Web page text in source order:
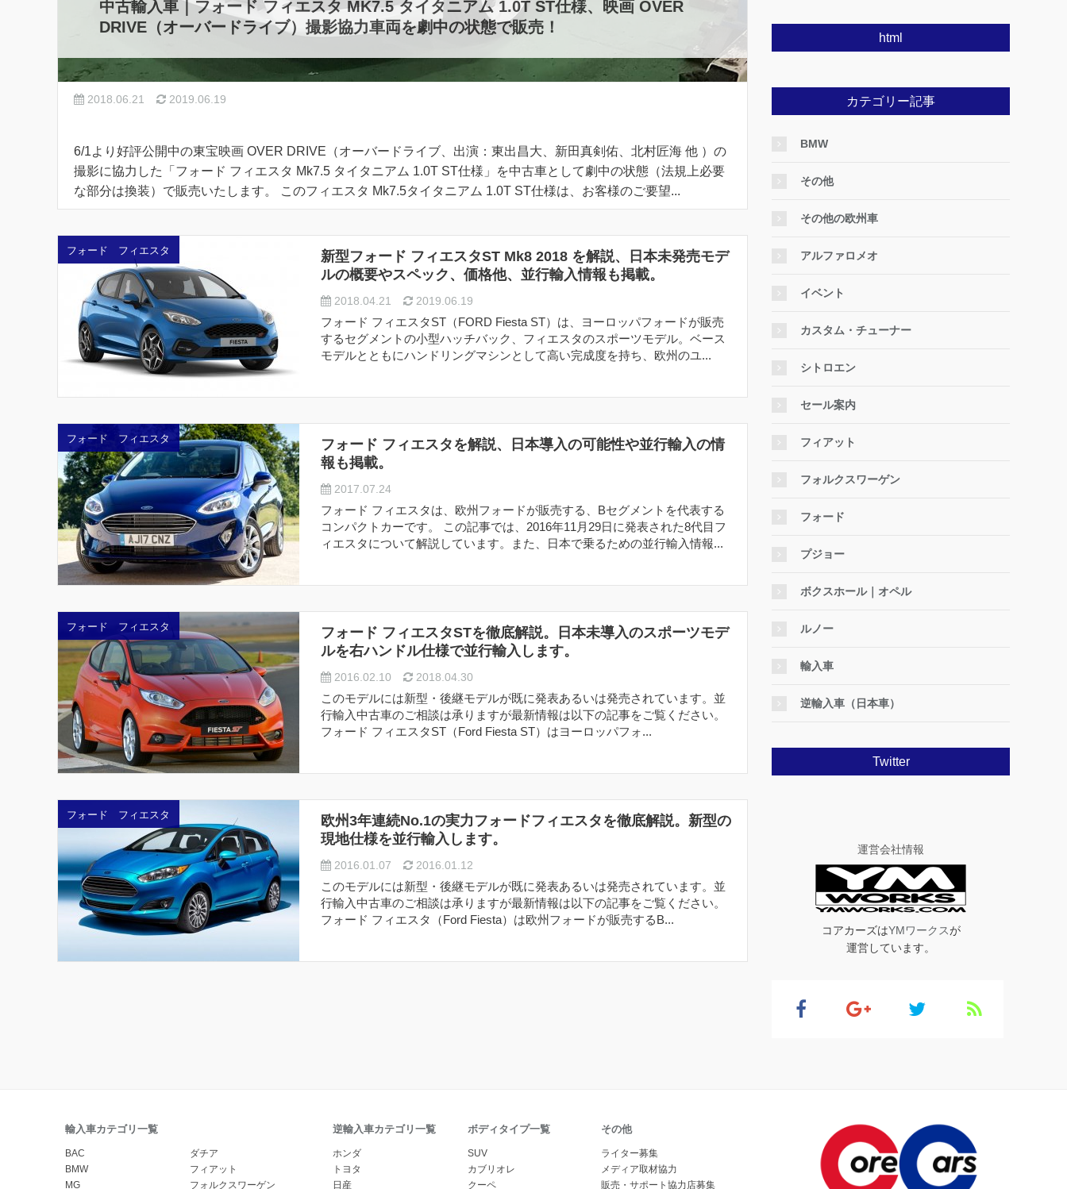
中古輸入車｜フォード フィエスタ MK7.5 タイタニアム 1.0T ST仕様、映画 OVER
DRIVE（オーバードライブ）撮影協力車両を劇中の状態で販売！
2018.06.21 2019.06.19
6/1より好評公開中の東宝映画 OVER DRIVE（オーバードライブ、出演：東出昌大、新田真剣佑、北村匠海 他 ）の
撮影に協力した「フォード フィエスタ Mk7.5 タイタニアム 1.0T ST仕様」を中古車として劇中の状態（法規上必要
な部分は換装）で販売いたします。 このフィエスタ Mk7.5タイタニアム 1.0T ST仕様は、お客様のご要望...
フォード フィエスタ
新型フォード フィエスタST Mk8 2018 を解説、日本未発売モデ
ルの概要やスペック、価格他、並行輸入情報も掲載。
2018.04.21 2019.06.19
フォード フィエスタST（FORD Fiesta ST）は、ヨーロッパフォードが販売
するセグメントの小型ハッチバック、フィエスタのスポーツモデル。ベース
モデルとともにハンドリングマシンとして高い完成度を持ち、欧州のユ...
フォード フィエスタ
フォード フィエスタを解説、日本導入の可能性や並行輸入の情
報も掲載。
2017.07.24
フォード フィエスタは、欧州フォードが販売する、Bセグメントを代表する
コンパクトカーです。 この記事では、2016年11月29日に発表された8代目フ
ィエスタについて解説しています。また、日本で乗るための並行輸入情報...
フォード フィエスタ
フォード フィエスタSTを徹底解説。日本未導入のスポーツモデ
ルを右ハンドル仕様で並行輸入します。
2016.02.10 2018.04.30
このモデルには新型・後継モデルが既に発表あるいは発売されています。並
行輸入中古車のご相談は承りますが最新情報は以下の記事をご覧ください。
フォード フィエスタST（Ford Fiesta ST）はヨーロッパフォ...
フォード フィエスタ
欧州3年連続No.1の実力フォードフィエスタを徹底解説。新型の
現地仕様を並行輸入します。
2016.01.07 2016.01.12
このモデルには新型・後継モデルが既に発表あるいは発売されています。並
行輸入中古車のご相談は承りますが最新情報は以下の記事をご覧ください。
フォード フィエスタ（Ford Fiesta）は欧州フォードが販売するB...
html
カテゴリー記事
BMW
その他
その他の欧州車
アルファロメオ
イベント
カスタム・チューナー
シトロエン
セール案内
フィアット
フォルクスワーゲン
フォード
プジョー
ボクスホール｜オペル
ルノー
輸入車
逆輸入車（日本車）
Twitter
運営会社情報
コアカーズはYMワークスが
運営しています。
輸入車カテゴリ一覧
BAC
BMW
MG
ダチア
フィアット
フォルクスワーゲン
逆輸入車カテゴリ一覧
ホンダ
トヨタ
日産
ボディタイプ一覧
SUV
カブリオレ
クーペ
その他
ライター募集
メディア取材協力
販売・サポート協力店募集